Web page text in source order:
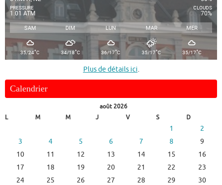
PRESSURE
1.01 ATM
CLOUDS
70%
SAM DIM LUN MAR MER
35/24°C 34/18°C 36/17°C 35/17°C 35/17°C
Plus de détails ici.
Calendrier
août 2026
L
M M J V S D
1
2
3
4 5 6 7 8
9
10
11 12 13 14 15
16
17
18 19 20 21 22
23
24
25 26 27 28 29
30